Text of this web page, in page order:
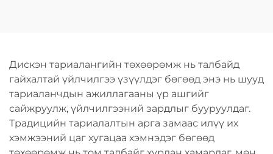
хэрэгсэл
төвийн гинжит харуул,
OEM
Дискэн тариалангийн төхөөрөмж нь талбайд
гайхалтай үйлчилгээ үзүүлдэг бөгөөд энэ нь шууд
тариаланчдын ажиллагааны үр ашгийг
сайжруулж, үйлчилгээний зардлыг бууруулдаг.
Традицийн тариалалтын арга замаас илүү их
хэмжээний цаг хугацаа хэмнэдэг бөгөөд